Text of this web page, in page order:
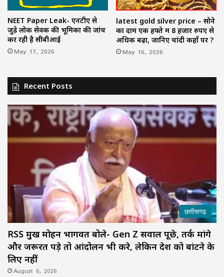
NEET Paper Leak- एनटीए से
जुड़े लोक सेवक की भूमिका की जांच
कर रही है सीबीआई
May 17, 2026
latest gold silver price – सोने
का दाम एक हफ्ते में 8 हजार रुपए से
अधिक बढ़ा, जानिए चांदी कहाँ पर ?
May 16, 2026
Recent Posts
छत्तीसगढ़
RSS प्रमुख मोहन भागवत बोले- Gen Z सवाल पूछे, तर्क मांगे
और जरूरत पड़े तो आंदोलन भी करे, लेकिन देश को बांटने के
लिए नहीं
August 6, 2026